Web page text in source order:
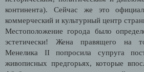
континента). Сейчас же это
коммерческий и культурный центр
Местоположение города было
эстетически! Жена правящего на
Менелика II попросила супруга
живописных предгорьях, которые